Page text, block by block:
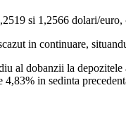
si 1,2566 dolari/euro,
in continuare,
al dobanzii la
in sedinta